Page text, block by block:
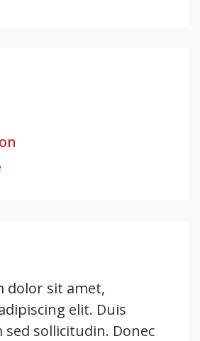
dolor sit amet,
elit. Duis
sed sollicitudin. Donec